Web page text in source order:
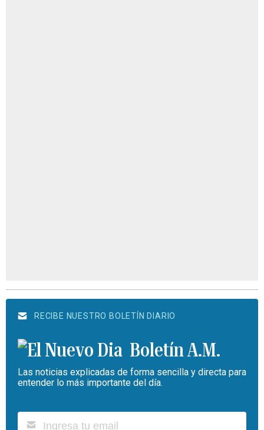
RECIBE NUESTRO BOLETÍN DIARIO
Boletín A.M.
Las noticias explicadas de forma sencilla y directa para
entender lo más importante del día.